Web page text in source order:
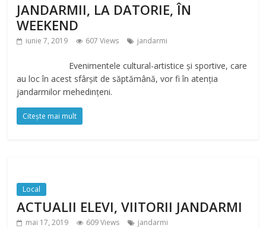
JANDARMII, LA DATORIE, ÎN
WEEKEND
iunie 7, 2019 607 Views jandarmi
Evenimentele cultural-artistice și sportive, care
au loc în acest sfârșit de săptămână, vor fi în atenția
jandarmilor mehedințeni.
Citește mai mult
Local
ACTUALII ELEVI, VIITORII JANDARMI
mai 17, 2019 609 Views jandarmi